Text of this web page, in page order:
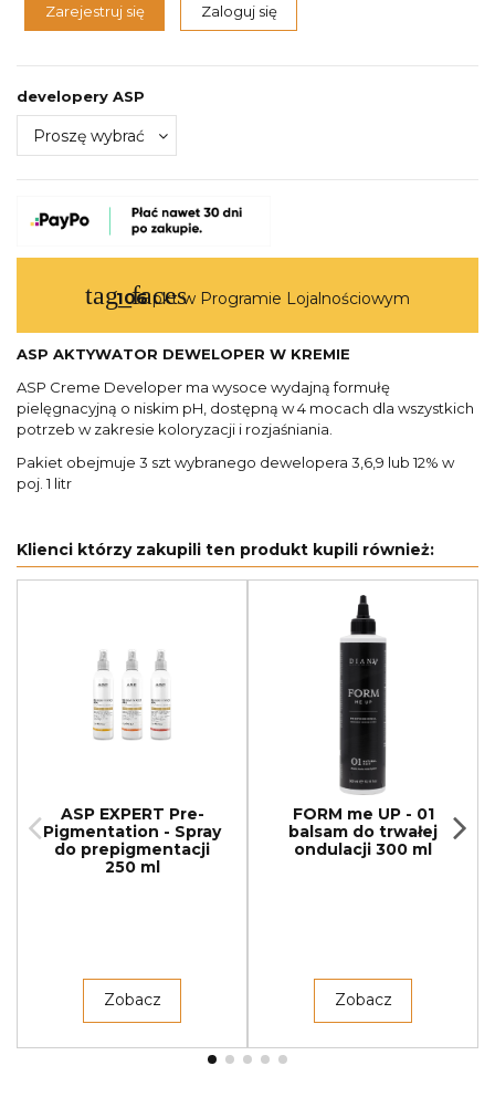
Zarejestruj się
Zaloguj się
developery ASP
tag_faces
106pkt w Programie Lojalnościowym
ASP AKTYWATOR DEWELOPER W KREMIE
ASP Creme Developer ma wysoce wydajną formułę
pielęgnacyjną o niskim pH, dostępną w 4 mocach dla wszystkich
potrzeb w zakresie koloryzacji i rozjaśniania.
Pakiet obejmuje 3 szt wybranego dewelopera 3,6,9 lub 12% w
poj. 1 litr
Klienci którzy zakupili ten produkt kupili również:
ASP EXPERT Pre-
Pigmentation - Spray
do prepigmentacji
250 ml
Zobacz
FORM me UP - 01
balsam do trwałej
ondulacji 300 ml
Zobacz